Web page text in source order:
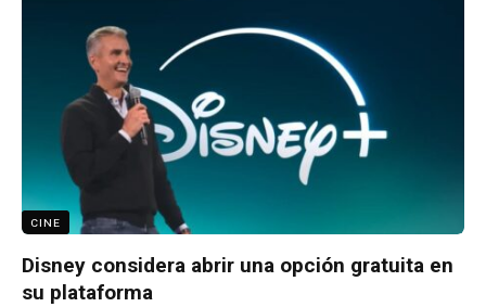
CINE
Disney considera abrir una opción gratuita en
su plataforma